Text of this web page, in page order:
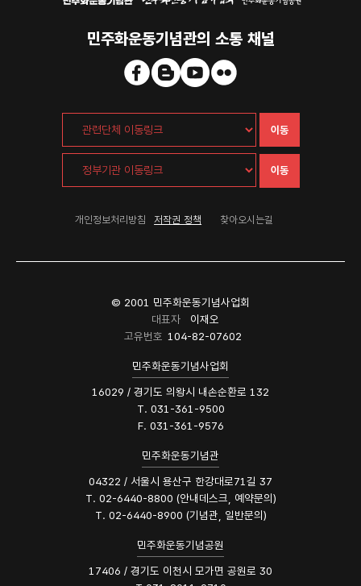
민주화운동기념관의 소통 채널
이동
이동
개인정보처리방침 저작권 정책 찾아오시는길
© 2001 민주화운동기념사업회
대표자
이재오
고유번호 104-82-07602
민주화운동기념사업회
16029 / 경기도 의왕시 내손순환로 132
T. 031-361-9500
F. 031-361-9576
민주화운동기념관
04322 / 서울시 용산구 한강대로71길 37
T. 02-6440-8800 (안내데스크, 예약문의)
T. 02-6440-8900 (기념관, 일반문의)
민주화운동기념공원
17406 / 경기도 이천시 모가면 공원로 30